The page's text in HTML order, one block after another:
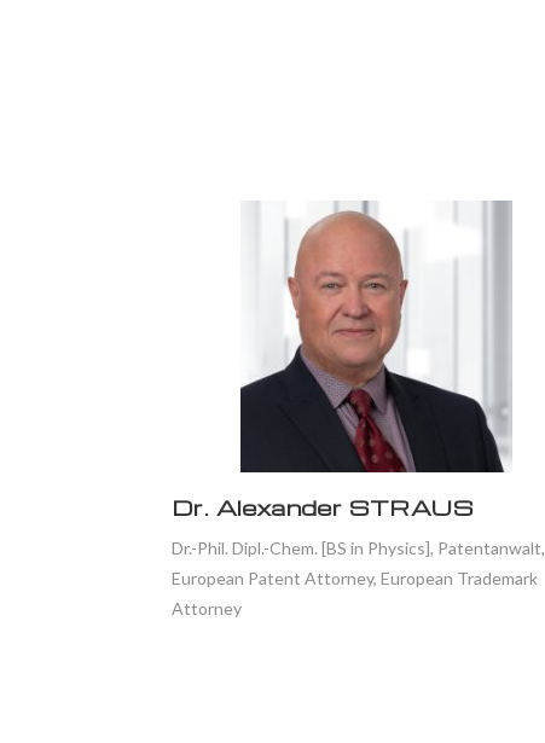
Dr. Alexander STRAUS
Dr.-Phil. Dipl.-Chem. [BS in Physics], Patentanwalt,
European Patent Attorney, European Trademark
Attorney